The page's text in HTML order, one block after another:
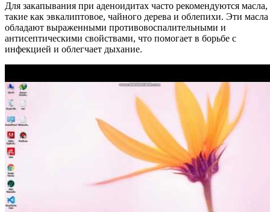
Для закапывания при аденоидитах часто рекомендуются масла,
такие как эвкалиптовое, чайного дерева и облепихи. Эти масла
обладают выраженными противовоспалительными и
антисептическими свойствами, что помогает в борьбе с
инфекцией и облегчает дыхание.